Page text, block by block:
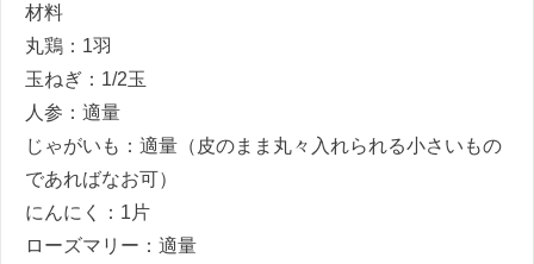
材料
丸鶏：1羽
玉ねぎ：1/2玉
人参：適量
じゃがいも：適量（皮のまま丸々入れられる小さいもの
であればなお可）
にんにく：1片
ローズマリー：適量